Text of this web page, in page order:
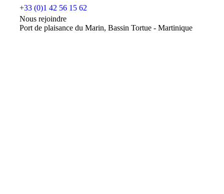
+33 (0)1 42 56 15 62
Nous rejoindre
Port de plaisance du Marin, Bassin Tortue - Martinique